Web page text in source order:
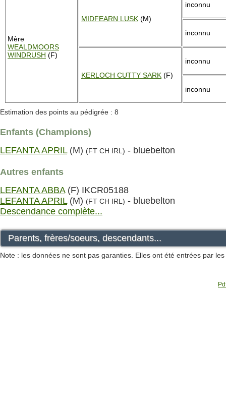
Mère
WEALDMOORS
WINDRUSH (F)
MIDFEARN LUSK (M)
inconnu
inconnu
KERLOCH CUTTY SARK (F)
inconnu
inconnu
Estimation des points au pédigrée : 8
Enfants (Champions)
LEFANTA APRIL(M) (FT CH IRL) - bluebelton
Autres enfants
LEFANTA ABBA(F) IKCR05188
LEFANTA APRIL(M) (FT CH IRL) - bluebelton
Descendance complète...
Parents, frères/soeurs, descendants...
Note : les données ne sont pas garanties. Elles ont été entrées par